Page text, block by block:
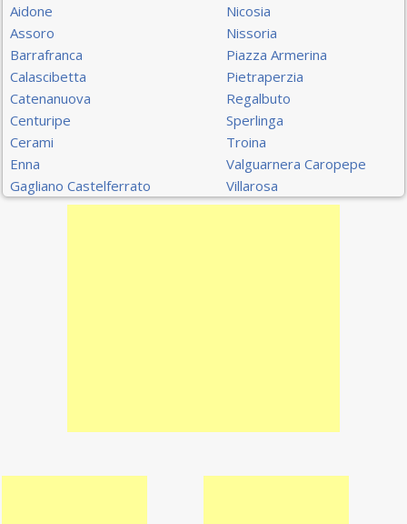
Aidone
Assoro
Barrafranca
Calascibetta
Catenanuova
Centuripe
Cerami
Enna
Gagliano Castelferrato
Nicosia
Nissoria
Piazza Armerina
Pietraperzia
Regalbuto
Sperlinga
Troina
Valguarnera Caropepe
Villarosa